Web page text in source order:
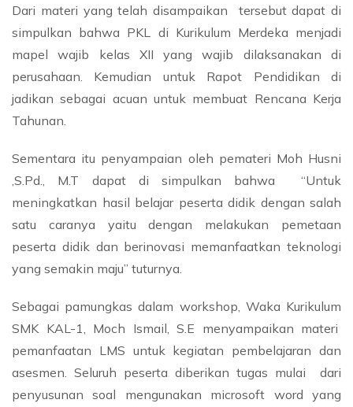
Dari materi yang telah disampaikan tersebut dapat di
simpulkan bahwa PKL di Kurikulum Merdeka menjadi
mapel wajib kelas XII yang wajib dilaksanakan di
perusahaan. Kemudian untuk Rapot Pendidikan di
jadikan sebagai acuan untuk membuat Rencana Kerja
Tahunan.
Sementara itu penyampaian oleh pemateri Moh Husni
,S.Pd., M.T dapat di simpulkan bahwa “Untuk
meningkatkan hasil belajar peserta didik dengan salah
satu caranya yaitu dengan melakukan pemetaan
peserta didik dan berinovasi memanfaatkan teknologi
yang semakin maju” tuturnya.
Sebagai pamungkas dalam workshop, Waka Kurikulum
SMK KAL-1, Moch Ismail, S.E menyampaikan materi
pemanfaatan LMS untuk kegiatan pembelajaran dan
asesmen. Seluruh peserta diberikan tugas mulai dari
penyusunan soal mengunakan microsoft word yang